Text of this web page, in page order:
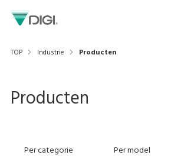
TOP Industrie Producten
Producten
Per categorie Per model